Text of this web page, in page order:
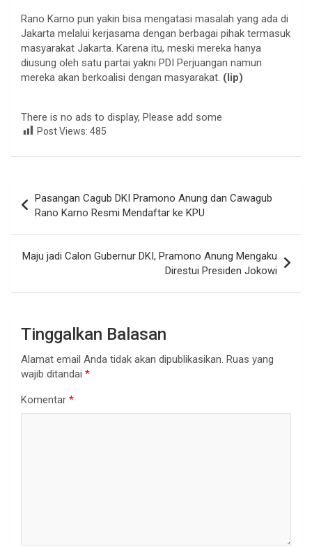
Rano Karno pun yakin bisa mengatasi masalah yang ada di
Jakarta melalui kerjasama dengan berbagai pihak termasuk
masyarakat Jakarta. Karena itu, meski mereka hanya
diusung oleh satu partai yakni PDI Perjuangan namun
mereka akan berkoalisi dengan masyarakat. (lip)
There is no ads to display, Please add some
Post Views: 485
pos
Pasangan Cagub DKI Pramono Anung dan Cawagub
Rano Karno Resmi Mendaftar ke KPU
Maju jadi Calon Gubernur DKI, Pramono Anung Mengaku
Direstui Presiden Jokowi
Tinggalkan Balasan
Alamat email Anda tidak akan dipublikasikan. Ruas yang
wajib ditandai *
Komentar *